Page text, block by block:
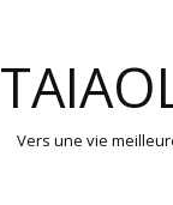
Vers une vie